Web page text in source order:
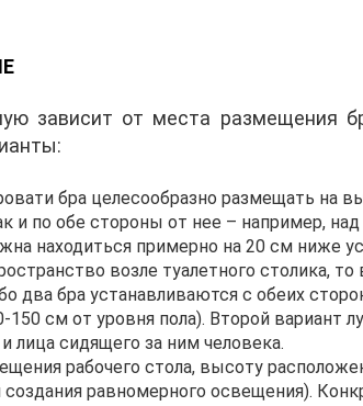
зависит от места размещения
бра целесообразно размещать на
и по обе стороны от нее – например,
находиться примерно на 20 см ниже
возле туалетного столика,
два бра устанавливаются с обеих
150 см от уровня пола). Второй вариант
лица сидящего за ним человека.
рабочего стола, высоту
создания равномерного освещения).